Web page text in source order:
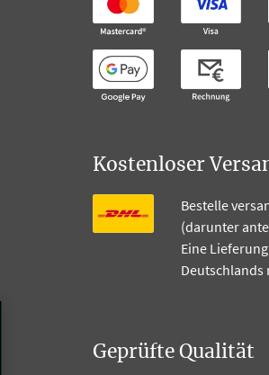
Kostenloser
Bestelle
(darunter
Eine
Deutschlands
Geprüfte Qualität